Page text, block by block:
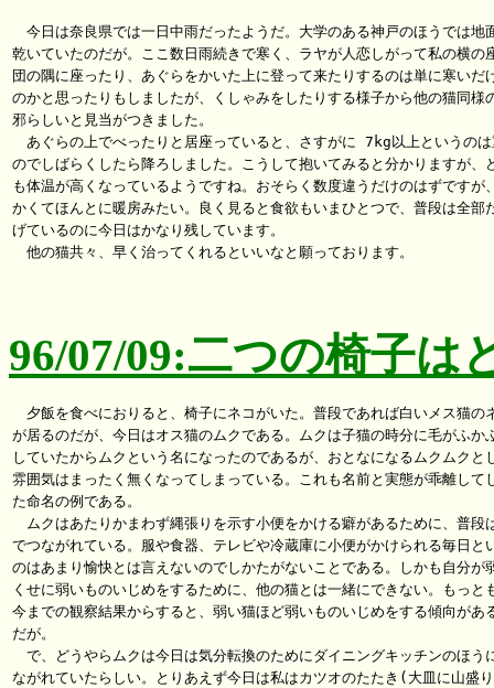
今日は奈良県では一日中雨だったようだ。大学のある神戸のほうでは地
乾いていたのだが。ここ数日雨続きで寒く、ラヤが人恋しがって私の横の
団の隅に座ったり、あぐらをかいた上に登って来たりするのは単に寒いだ
のかと思ったりもしましたが、くしゃみをしたりする様子から他の猫同様
邪らしいと見当がつきました。
あぐらの上でべったりと居座っていると、さすがに 7kg以上というのは
のでしばらくしたら降ろしました。こうして抱いてみると分かりますが、
も体温が高くなっているようですね。おそらく数度違うだけのはずですが
かくてほんとに暖房みたい。良く見ると食欲もいまひとつで、普段は全部
げているのに今日はかなり残しています。
他の猫共々、早く治ってくれるといいなと願っております。
96/07/09:二つの椅子は
夕飯を食べにおりると、椅子にネコがいた。普段であれば白いメス猫の
が居るのだが、今日はオス猫のムクである。ムクは子猫の時分に毛がふか
していたからムクという名になったのであるが、おとなになるムクムクと
雰囲気はまったく無くなってしまっている。これも名前と実態が乖離して
た命名の例である。
ムクはあたりかまわず縄張りを示す小便をかける癖があるために、普段
でつながれている。服や食器、テレビや冷蔵庫に小便がかけられる毎日と
のはあまり愉快とは言えないのでしかたがないことである。しかも自分が
くせに弱いものいじめをするために、他の猫とは一緒にできない。もっと
今までの観察結果からすると、弱い猫ほど弱いものいじめをする傾向があ
だが。
で、どうやらムクは今日は気分転換のためにダイニングキッチンのほう
ながれていたらしい。とりあえず今日は私はカツオのたたき(大皿に山盛